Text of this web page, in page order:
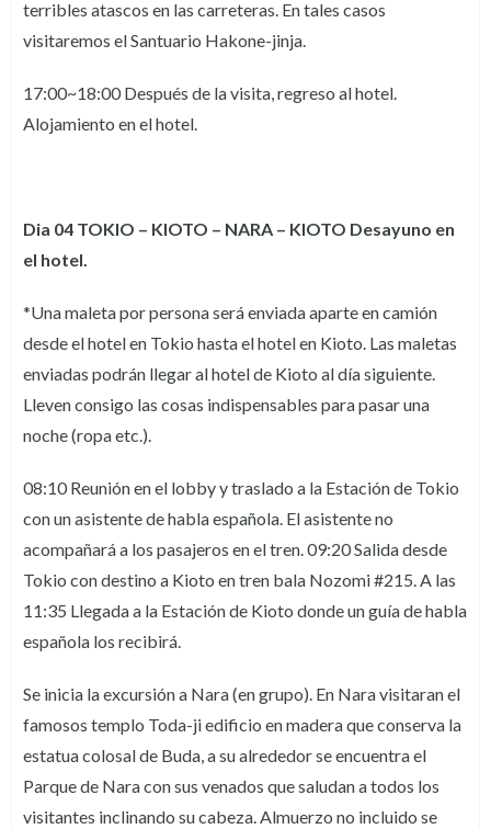
terribles atascos en las carreteras. En tales casos
visitaremos el Santuario Hakone-jinja.
17:00~18:00 Después de la visita, regreso al hotel.
Alojamiento en el hotel.
Dia 04 TOKIO – KIOTO – NARA – KIOTO Desayuno en
el hotel.
*Una maleta por persona será enviada aparte en camión
desde el hotel en Tokio hasta el hotel en Kioto. Las maletas
enviadas podrán llegar al hotel de Kioto al día siguiente.
Lleven consigo las cosas indispensables para pasar una
noche (ropa etc.).
08:10 Reunión en el lobby y traslado a la Estación de Tokio
con un asistente de habla española. El asistente no
acompañará a los pasajeros en el tren. 09:20 Salida desde
Tokio con destino a Kioto en tren bala Nozomi #215. A las
11:35 Llegada a la Estación de Kioto donde un guía de habla
española los recibirá.
Se inicia la excursión a Nara (en grupo). En Nara visitaran el
famosos templo Toda-ji edificio en madera que conserva la
estatua colosal de Buda, a su alrededor se encuentra el
Parque de Nara con sus venados que saludan a todos los
visitantes inclinando su cabeza. Almuerzo no incluido se